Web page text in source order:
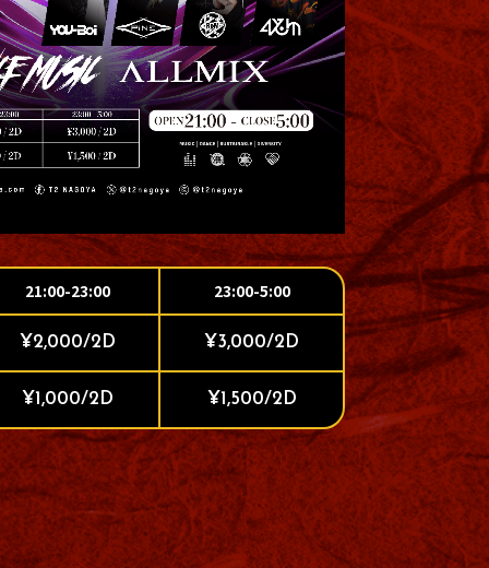
21:00-23:00 23:00-5:00
¥2,000/2D ¥3,000/2D
¥1,000/2D ¥1,500/2D